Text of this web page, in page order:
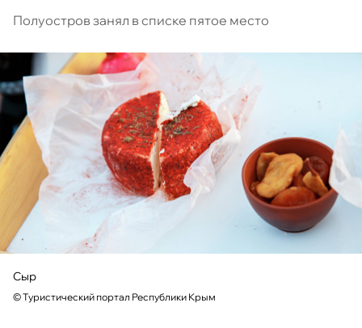
Полуостров занял в списке пятое место
Сыр
©Туристический портал Республики Крым